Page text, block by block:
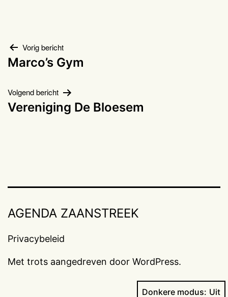
Bericht
navigatie
Vorig bericht
Marco’s Gym
Volgend bericht
Vereniging De Bloesem
AGENDA ZAANSTREEK
Privacybeleid
Met trots aangedreven door WordPress.
Donkere modus: